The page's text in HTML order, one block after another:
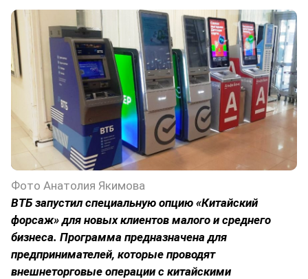
Фото Анатолия Якимова
ВТБ запустил специальную опцию «Китайский
форсаж» для новых клиентов малого и среднего
бизнеса. Программа предназначена для
предпринимателей, которые проводят
внешнеторговые операции с китайскими